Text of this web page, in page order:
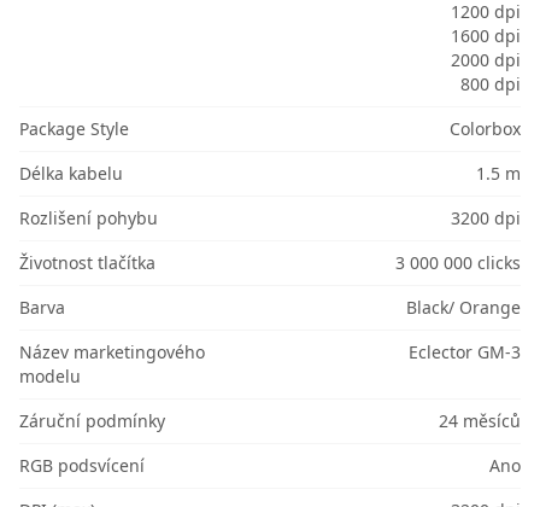
1200 dpi
1600 dpi
2000 dpi
800 dpi
Package Style
Colorbox
Délka kabelu
1.5 m
Rozlišení pohybu
3200 dpi
Životnost tlačítka
3 000 000 clicks
Barva
Black/ Orange
Název marketingového
modelu
Eclector GM-3
Záruční podmínky
24 měsíců
RGB podsvícení
Ano